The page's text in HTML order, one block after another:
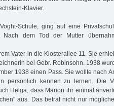
Klavier.
Schule, ging auf eine
Nach dem Tod der Mutter
Vater in die Klosterallee 11. Sie
bei Gebr. Robinsohn. 1938
1938 einen Pass. Sie wollte nach
persönlich kennen zu lernen. Die
Helga, dass Marion ihr einmal
aus. Das betraf nicht nur